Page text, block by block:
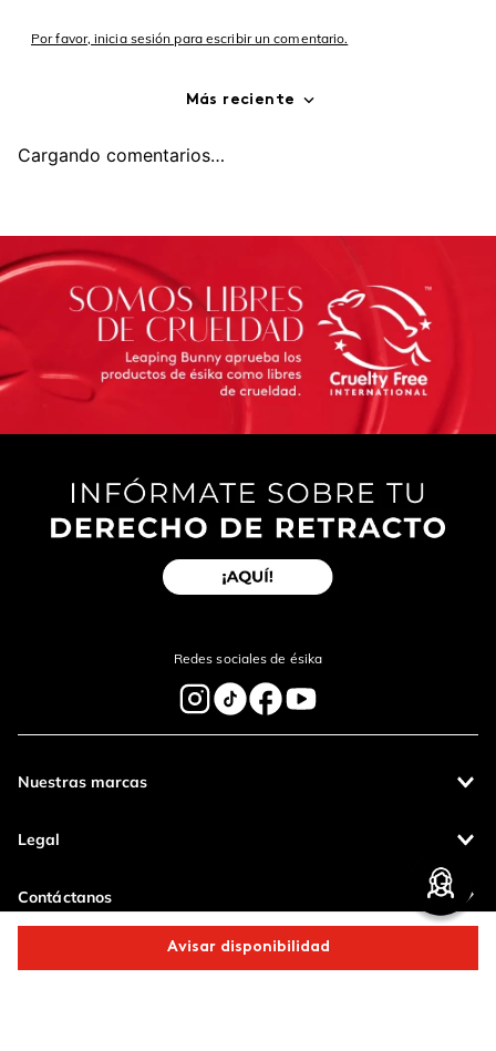
Avisar disponibilidad
Por favor, inicia sesión para escribir un comentario.
Más reciente
Cargando comentarios…
Redes sociales de ésika
Nuestras marcas
Legal
Contáctanos
Pagos 100%
Entregas a todo